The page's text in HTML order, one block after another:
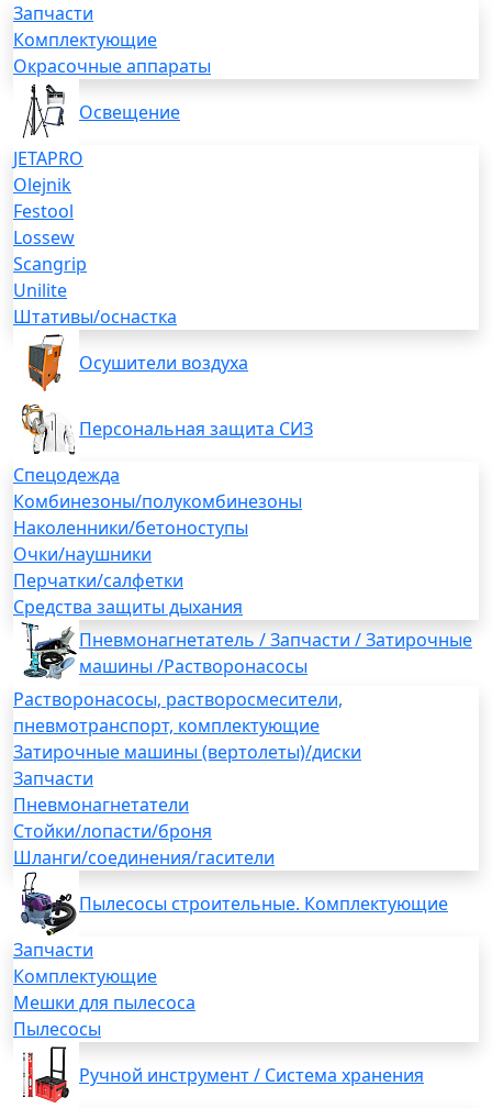
Запчасти
Комплектующие
Окрасочные аппараты
Освещение
JETAPRO
Olejnik
Festool
Lossew
Scangrip
Unilite
Штативы/оснастка
Осушители воздуха
Персональная защита СИЗ
Спецодежда
Комбинезоны/полукомбинезоны
Наколенники/бетоноступы
Очки/наушники
Перчатки/салфетки
Средства защиты дыхания
Пневмонагнетатель / Запчасти / Затирочные
машины /Растворонасосы
Растворонасосы, растворосмесители,
пневмотранспорт, комплектующие
Затирочные машины (вертолеты)/диски
Запчасти
Пневмонагнетатели
Стойки/лопасти/броня
Шланги/соединения/гасители
Пылесосы строительные. Комплектующие
Запчасти
Комплектующие
Мешки для пылесоса
Пылесосы
Ручной инструмент / Система хранения